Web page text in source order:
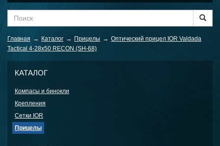
Главная → Каталог → Прицелы → Оптический прицел IOR Valdada
Tactical 4-28x50 RECON (SH-68)
КАТАЛОГ
Компасы и бинокли
Крепления
Сетки IOR
Прицелы